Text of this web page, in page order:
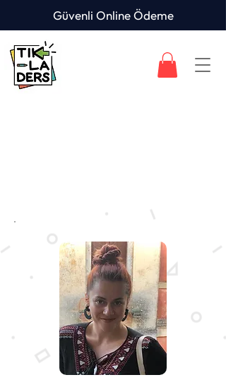
Güvenli Online Ödeme